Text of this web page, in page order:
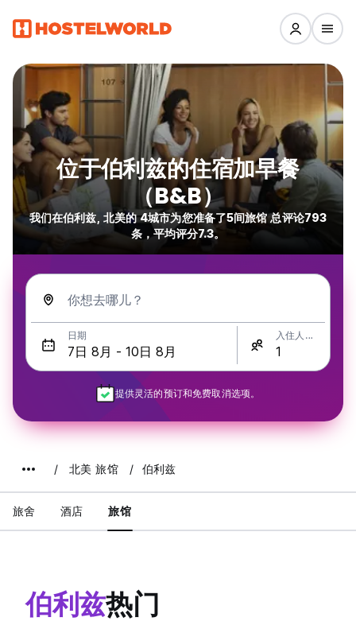
位于伯利兹的住宿加早餐
（B&B）
我们在伯利兹, 北美的 4城市为您准备了5间旅馆 总评论793
条，平均评分7.3。
你想去哪儿？
日期 入住人数
提供灵活的预订和免费取消选项。
北美 旅馆 伯利兹
旅舍 酒店 旅馆
伯利兹热门